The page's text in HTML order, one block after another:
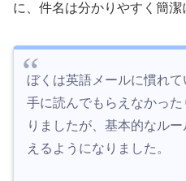
に、件名は分かりやすく簡潔
ぼくは英語メールに慣れ
手に読んでもらえなかっ
りましたが、基本的なル
えるようになりました。